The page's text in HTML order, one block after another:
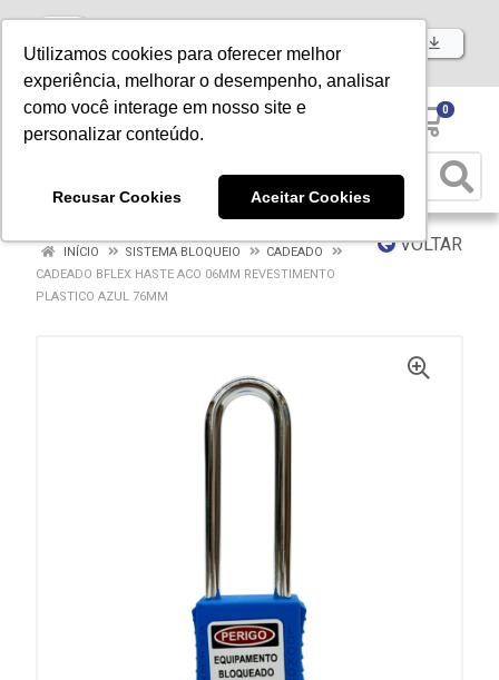
Utilizamos cookies para oferecer melhor
experiência, melhorar o desempenho, analisar
como você interage em nosso site e
personalizar conteúdo.
Recusar Cookies Aceitar Cookies
Baixe já nosso APP
0
VOLTAR
INÍCIO SISTEMA BLOQUEIO
CADEADO
CADEADO BFLEX HASTE ACO 06MM REVESTIMENTO
PLASTICO AZUL 76MM